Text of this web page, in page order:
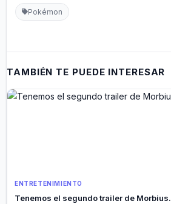
Pokémon
TAMBIÉN TE PUEDE INTERESAR
ENTRETENIMIENTO
Tenemos el segundo trailer de Morbius.